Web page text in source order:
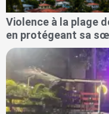
Violence à la plage
en protégeant sa